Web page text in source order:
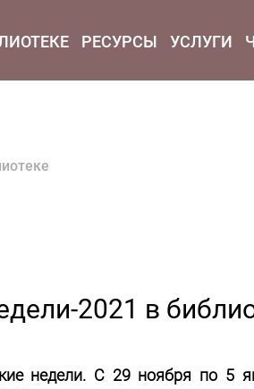
РЕСУРСЫ УСЛУГИ
2021 в
недели. С 29 ноября по 5